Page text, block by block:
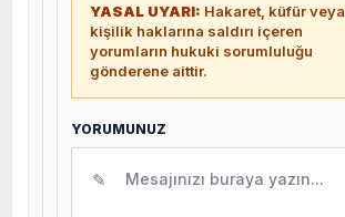
YASAL UYARI: Hakaret, küfür veya
kişilik haklarına saldırı içeren
yorumların hukuki sorumluluğu
gönderene aittir.
YORUMUNUZ
✎